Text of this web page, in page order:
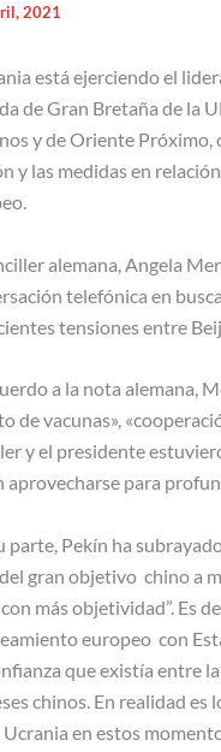
2021
está ejerciendo el
de Gran Bretaña de la
y de Oriente Próximo,
y las medidas en
alemana, Angela
telefónica en
tensiones entre
a la nota alemana,
de vacunas»,
y el presidente
aprovecharse para
parte, Pekín ha
gran objetivo chino a
más objetividad”. Es
europeo con
que existía entre
chinos. En realidad es
en estos